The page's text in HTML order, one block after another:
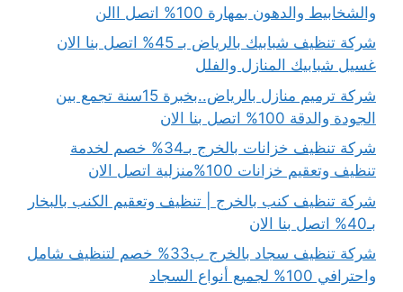
والشخابيط والدهون بمهارة 100% اتصل االن
شركة تنظيف شبابيك بالرياض بـ 45% اتصل بنا الان
غسيل شبابيك المنازل والفلل
شركة ترميم منازل بالرياض..بخبرة 15سنة تجمع بين
الجودة والدقة 100% اتصل بنا الان
شركة تنظيف خزانات بالخرج بـ34% خصم لخدمة
تنظيف وتعقيم خزانات 100%منزلية اتصل الان
شركة تنظيف كنب بالخرج | تنظيف وتعقيم الكنب بالبخار
بـ40% اتصل بنا الان
شركة تنظيف سجاد بالخرج ب33% خصم لتنظيف شامل
واحترافي 100% لجميع أنواع السجاد